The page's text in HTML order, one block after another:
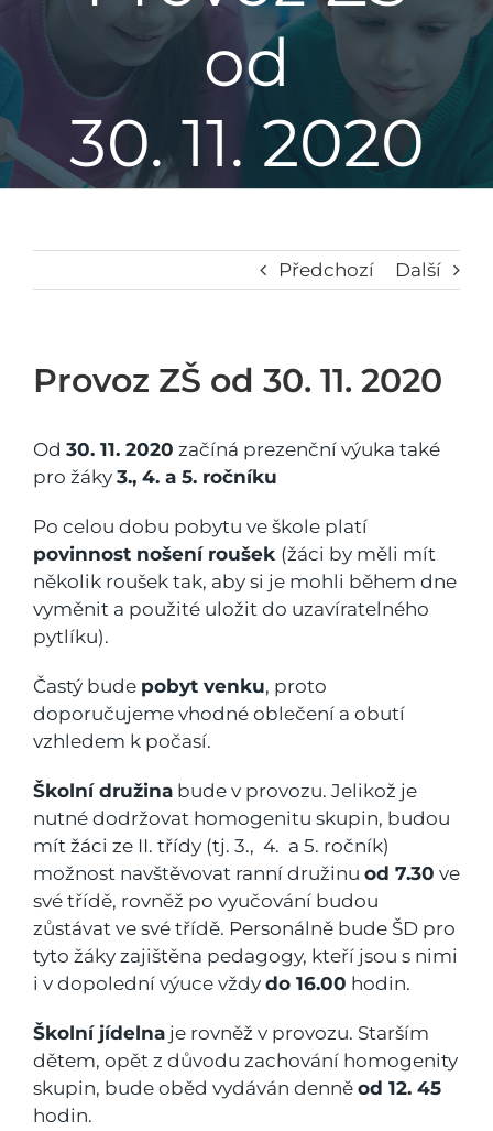
Mateřská škola
Družina
Kontakt
od
30. 11. 2020
Předchozí Další
Provoz ZŠ od 30. 11. 2020
Od 30. 11. 2020 začíná prezenční výuka také
pro žáky 3., 4. a 5. ročníku
Po celou dobu pobytu ve škole platí
povinnost nošení roušek (žáci by měli mít
několik roušek tak, aby si je mohli během dne
vyměnit a použité uložit do uzavíratelného
pytlíku).
Častý bude pobyt venku, proto
doporučujeme vhodné oblečení a obutí
vzhledem k počasí.
Školní družina bude v provozu. Jelikož je
nutné dodržovat homogenitu skupin, budou
mít žáci ze II. třídy (tj. 3., 4. a 5. ročník)
možnost navštěvovat ranní družinu od 7.30 ve
své třídě, rovněž po vyučování budou
zůstávat ve své třídě. Personálně bude ŠD pro
tyto žáky zajištěna pedagogy, kteří jsou s nimi
i v dopolední výuce vždy do 16.00 hodin.
Školní jídelna je rovněž v provozu. Starším
dětem, opět z důvodu zachování homogenity
skupin, bude oběd vydáván denně od 12. 45
hodin.